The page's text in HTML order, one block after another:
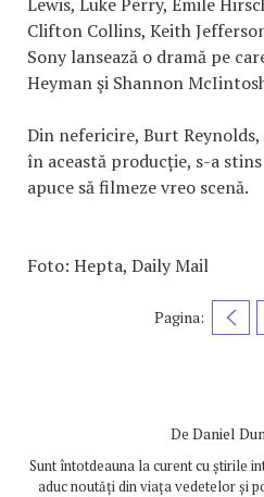
Clifton Collins, Keith
Sony lansează o dramă pe
Heyman şi Shannon
Din nefericire, Burt
în această producție, s-a
apuce să filmeze vreo scenă.
Foto: Hepta, Daily Mail
Pagina:
De Daniel
Sunt întotdeauna la curent cu știrile
aduc noutăți din viața vedetelor și